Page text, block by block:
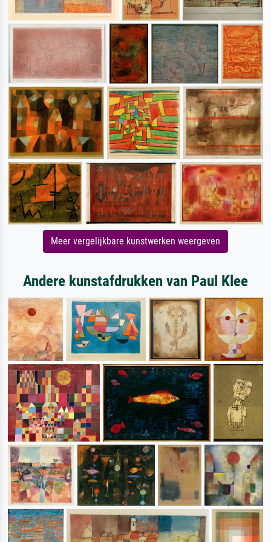
Meer vergelijkbare kunstwerken weergeven
Andere kunstafdrukken van Paul Klee